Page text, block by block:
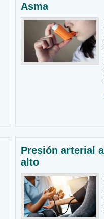
Asma
Presión arterial
alto